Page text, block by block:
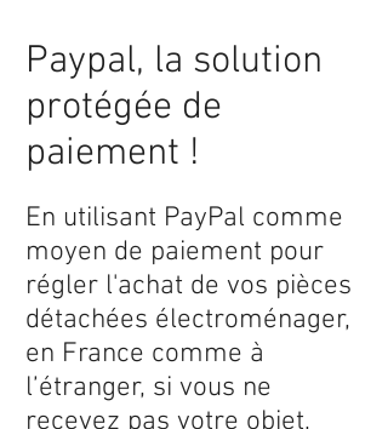
Paypal, la solution
protégée de
paiement !
En utilisant PayPal comme
moyen de paiement pour
régler l'achat de vos pièces
détachées électroménager,
en France comme à
l’étranger, si vous ne
recevez pas votre objet,